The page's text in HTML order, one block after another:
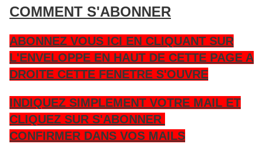
COMMENT S'ABONNER
ABONNEZ VOUS ICI EN CLIQUANT SUR
L'ENVELOPPE EN HAUT DE CETTE PAGE A
DROITE CETTE FENETRE S'OUVRE
INDIQUEZ SIMPLEMENT VOTRE MAIL ET
CLIQUEZ SUR S'ABONNER
CONFIRMER DANS VOS MAILS